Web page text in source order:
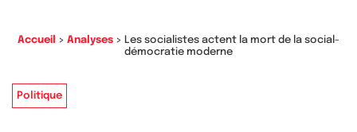
Accueil > Analyses > Les socialistes actent la mort de la social-
démocratie moderne
Politique